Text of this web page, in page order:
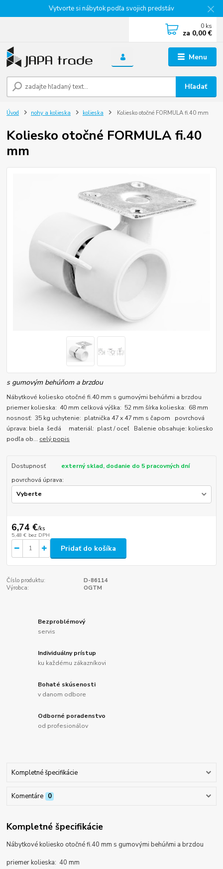
Vytvorte si nábytok podľa svojich predstáv
Menu
Hľadať
0 ks
za 0,00 €
Úvod nohy a kolieska kolieska Koliesko otočné FORMULA fi.40 mm
Koliesko otočné FORMULA fi.40
mm
s gumovým behúňom a brzdou
Nábytkové koliesko otočné fi.40 mm s gumovými behúňmi a brzdou
priemer kolieska: 40 mm celková výška: 52 mm šírka kolieska: 68 mm
nosnosť: 35 kg uchytenie: platnička 47 x 47 mm s čapom povrchová
úprava: biela šedá materiál: plast / oceľ Balenie obsahuje: koliesko
podľa ob... celý popis
Dostupnosť
externý sklad, dodanie do 5 pracovných dní
povrchová úprava:
6,74 €/ks
5,48 € bez DPH
Pridať do košíka
Číslo produktu:
D-86114
Výrobca:
OGTM
Bezproblémový
servis
Individuálny prístup
ku každému zákazníkovi
Bohaté skúsenosti
v danom odbore
Odborné poradenstvo
od profesionálov
Kompletné špecifikácie
Komentáre 0
Kompletné špecifikácie
Nábytkové koliesko otočné fi.40 mm s gumovými behúňmi a brzdou
priemer kolieska: 40 mm